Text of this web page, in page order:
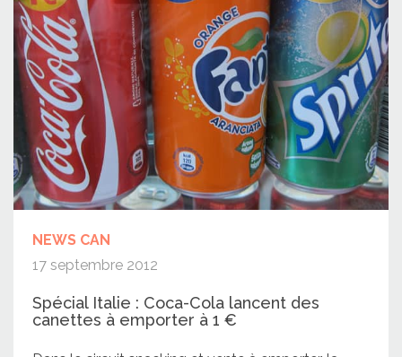
NEWS CAN
17 septembre 2012
Spécial Italie : Coca-Cola lancent des
canettes à emporter à 1 €